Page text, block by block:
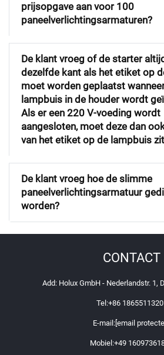
prijsopgave aan voor 100
paneelverlichtingsarmaturen?
De klant vroeg of de starter
dezelfde kant als het etiket op
moet worden geplaatst
lampbuis in de houder wordt
Als er een 220 V-voeding wordt
aangesloten, moet deze dan
van het etiket op de lampbuis
De klant vroeg hoe de slimme
paneelverlichtingsarmatuur
worden?
CONTACT
Add: Holux GmbH - Nederlandstr. 1,
Tel:+86
E-mail: [email
Mobiel:+49